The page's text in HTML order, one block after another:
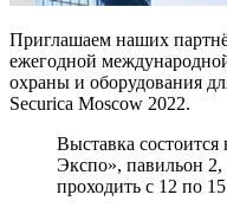
Приглашаем наших
ежегодной
охраны и оборудования
Securica Moscow 2022.
Выставка
Экспо», павильон 2,
проходить с 12 по